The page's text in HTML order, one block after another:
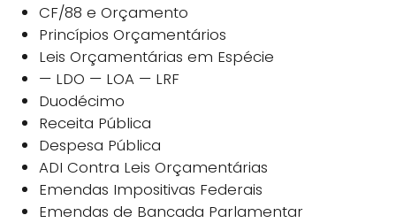
CF/88 e Orçamento
Princípios Orçamentários
Leis Orçamentárias em Espécie
— LDO — LOA — LRF
Duodécimo
Receita Pública
Despesa Pública
ADI Contra Leis Orçamentárias
Emendas Impositivas Federais
Emendas de Bancada Parlamentar